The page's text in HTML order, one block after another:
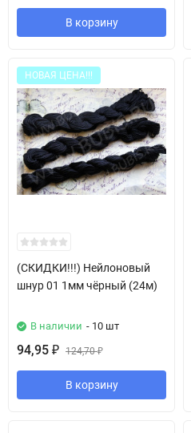
В корзину
НОВАЯ ЦЕНА!!!
(СКИДКИ!!!) Нейлоновый
шнур 01 1мм чёрный (24м)
В наличии - 10 шт
94,95 ₽ 124,70₽
В корзину